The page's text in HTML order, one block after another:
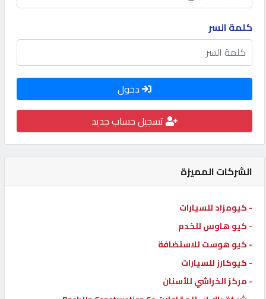
كيو
كارز
كيو
الدليل
القطري
POWERED
QHOST
كلمة السر
دخول
تسجيل حساب جديد
الشركات المميزة
- كيومزاد للسيارات
- كيو هاوس للخدم
- كيو هوست للاستضافة
- كيوكارز للسيارات
- مركز الخراشي للأسنان